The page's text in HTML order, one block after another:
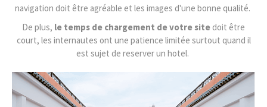
navigation doit être agréable et les images d'une bonne qualité.
De plus, le temps de chargement de votre site doit être
court, les internautes ont une patience limitée surtout quand il
est sujet de reserver un hotel.